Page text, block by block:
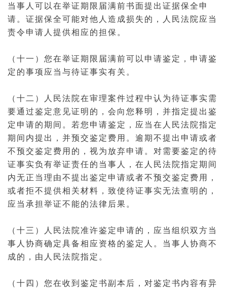
当事人可以在举证期限届满前书面提出证据保全申
请。证据保全可能对他人造成损失的，人民法院应当
责令申请人提供相应的担保 。
（十一）您在举证期限届满前可以申请鉴定，申请鉴
定的事项应当与待证事实有关。
（十二）人民法院在审理案件过程中认为待证事实需
要通过鉴定意见证明的，会向您释明，并指定提出鉴
定申请的期间。若您申请鉴定，应当在人民法院指定
期间内提出，并预交鉴定费用。逾期不提出申请或者
不预交鉴定费用的，视为放弃申请。对需要鉴定的待
证事实负有举证责任的当事人，在人民法院指定期间
内无正当理由不提出鉴定申请或者不预交鉴定费用，
或者拒不提供相关材料，致使待证事实无法查明的，
应当承担举证不能的法律后果。
（十三）人民法院准许鉴定申请的，应当组织双方当
事人协商确定具备相应资格的鉴定人。当事人协商不
成的，由人民法院指定。
（十四）您在收到鉴定书副本后，对鉴定书内容有异